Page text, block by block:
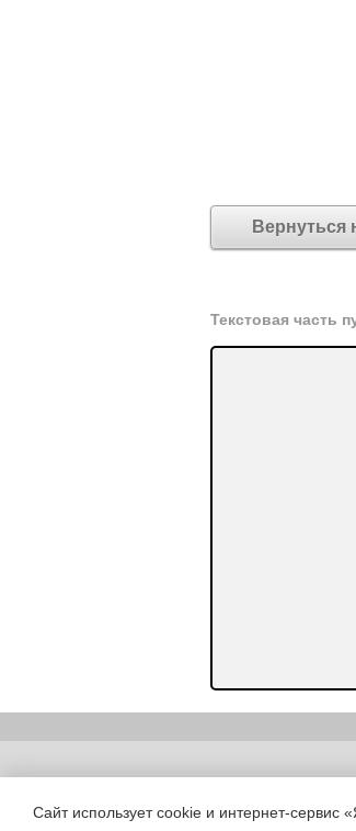
Вернуться
Текстовая часть
Сайт использует cookie и интернет-сервис